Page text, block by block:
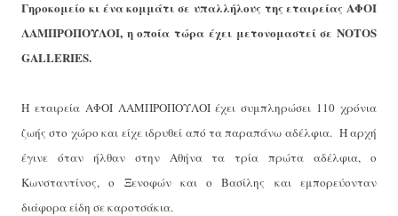
Γηροκομείο κι ένα κομμάτι σε υπαλλήλους της εταιρείας ΑΦΟΙ
ΛΑΜΠΡΟΠΟΥΛΟΙ, η οποία τώρα έχει μετονομαστεί σε ΝΟΤΟS
GALLERIES.
Η εταιρεία ΑΦΟΙ ΛΑΜΠΡΟΠΟΥΛΟΙ έχει συμπληρώσει 110 χρόνια
ζωής στο χώρο και είχε ιδρυθεί από τα παραπάνω αδέλφια. Η αρχή
έγινε όταν ήλθαν στην Αθήνα τα τρία πρώτα αδέλφια, ο
Κωνσταντίνος, ο Ξενοφών και ο Βασίλης και εμπορεύονταν
διάφορα είδη σε καροτσάκια.